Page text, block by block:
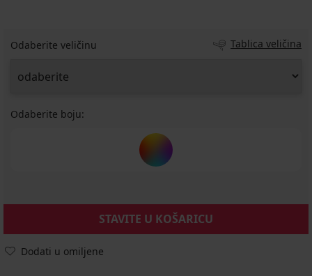
Odaberite veličinu Tablica veličina
Odaberite boju:
STAVITE U KOŠARICU
Dodati u omiljene